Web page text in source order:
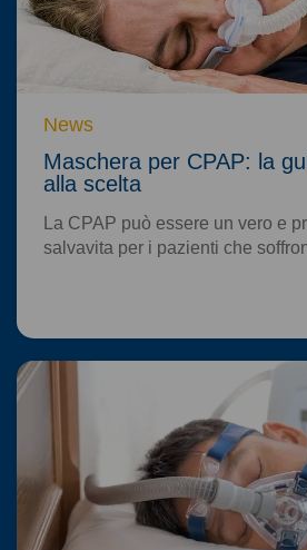
News
Maschera per CPAP: la
alla scelta
La CPAP può essere un vero e
salvavita per i pazienti che